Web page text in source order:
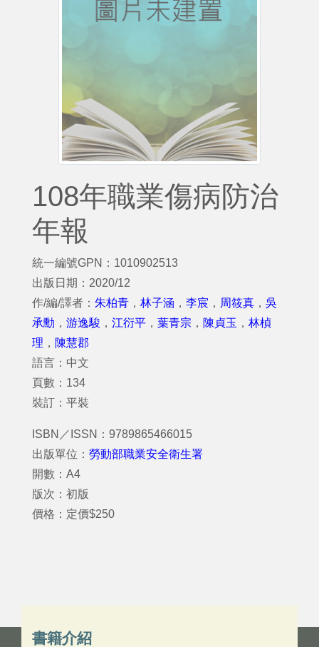
108年職業傷病防治
年報
統一編號GPN：1010902513
出版日期：2020/12
作/編/譯者： 朱柏青 ， 林子涵 ， 李宸 ， 周筱真 ， 吳
承勳 ， 游逸駿 ， 江衍平 ， 葉青宗 ， 陳貞玉 ， 林楨
理 ， 陳慧郡
語言：中文
頁數：134
裝訂：平裝
ISBN／ISSN：9789865466015
出版單位： 勞動部職業安全衛生署
開數：A4
版次：初版
價格：定價$250
書籍介紹